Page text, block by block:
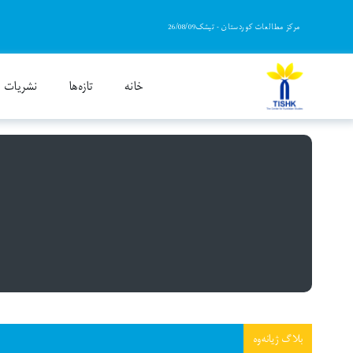
مرکز مطالعات کوردستان - تیشک26/08/09
خانه تازەها نشریات
«ژيانەوە» بلاگی روشنگرانه، سیاسی و پژوهشی
بلاگ ژیانەوە